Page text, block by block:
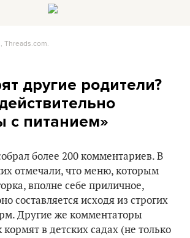
Threads.com.
другие родители?
с питанием»
более 200 комментариев. В
отмечали, что меню, которым
вполне себе приличное,
составляется исходя из строгих
Другие же комментаторы
кормят в детских садах (не только